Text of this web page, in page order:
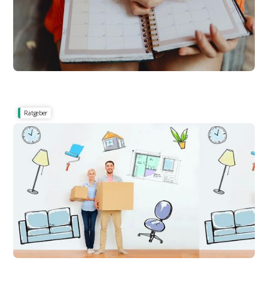
Ratgeber
Achtung: Fehlerquellen, Fristen & Kaution
Nebenkostenabrechnung nach
Wohnungswechsel: Häufige Fehler und Tipps
nach Umzug